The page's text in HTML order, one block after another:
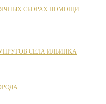
СБОРАХ ПОМОЩИ
СЕЛА ИЛЬИНКА